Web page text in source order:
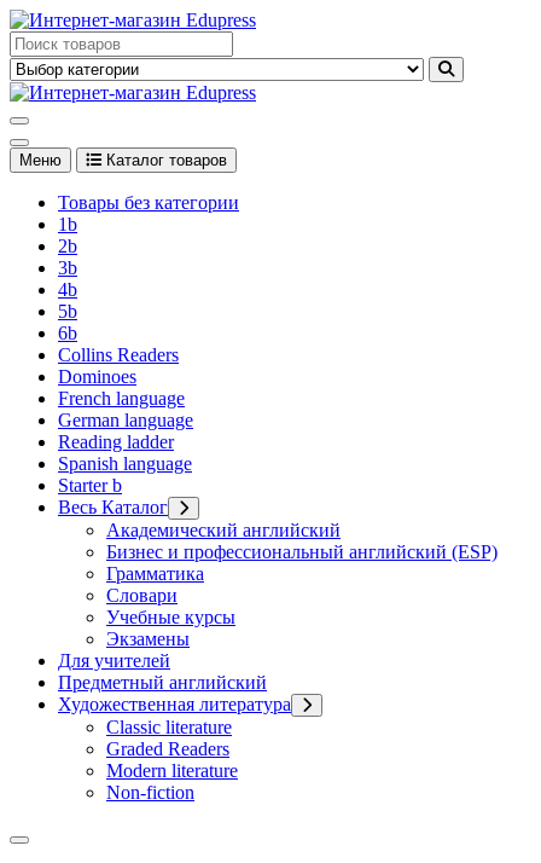
Перейти
к
содержимому
Edupress Uzbekistan, Edupress Узбекистан, книги, учебники на
английском языке
английском языке
Меню Каталог товаров
Товары без категории
1b
2b
3b
4b
5b
6b
Collins Readers
Dominoes
French language
German language
Reading ladder
Spanish language
Starter b
Весь Каталог
Академический английский
Бизнес и профессиональный английский (ESP)
Грамматика
Словари
Учебные курсы
Экзамены
Для учителей
Предметный английский
Художественная литература
Classic literature
Graded Readers
Modern literature
Non-fiction